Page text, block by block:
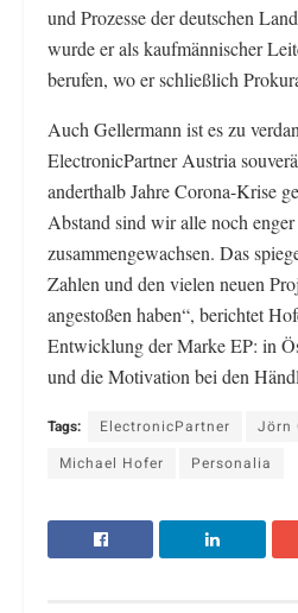
und Prozesse der deutschen
wurde er als kaufmännischer
berufen, wo er schließlich
Auch Gellermann ist es zu
ElectronicPartner Austria
anderthalb Jahre Corona-Krise
Abstand sind wir alle noch enger
zusammengewachsen. Das
Zahlen und den vielen neuen
angestoßen haben“, berichtet
Entwicklung der Marke EP: in
und die Motivation bei den
Tags: ElectronicPartner
Jörn
Michael Hofer
Personalia